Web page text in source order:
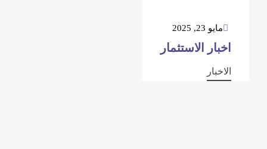
مايو 23, 2025
اخبار الاستثمار
الاخبار